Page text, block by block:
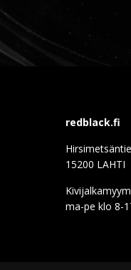
redblack.fi
15200 LAHTI
ma-pe klo 8-